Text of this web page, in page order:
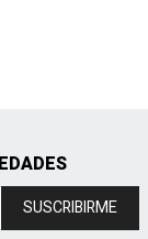
SUSCRIBIRME